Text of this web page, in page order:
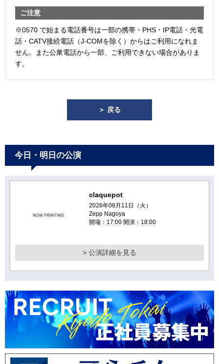
ご注意
※0570 で始まる電話番号は一部の携帯・PHS・IP電話・光電
話・CATV接続電話（J-COMを除く）からはご利用になれま
せん。また公衆電話から一部、ご利用できない場合がありま
す。
＞ 戻る
今日・明日の公演
claquepot
2026年08月11日（火）
Zepp Nagoya
開場：17:00 開演：18:00
> 公演詳細を見る